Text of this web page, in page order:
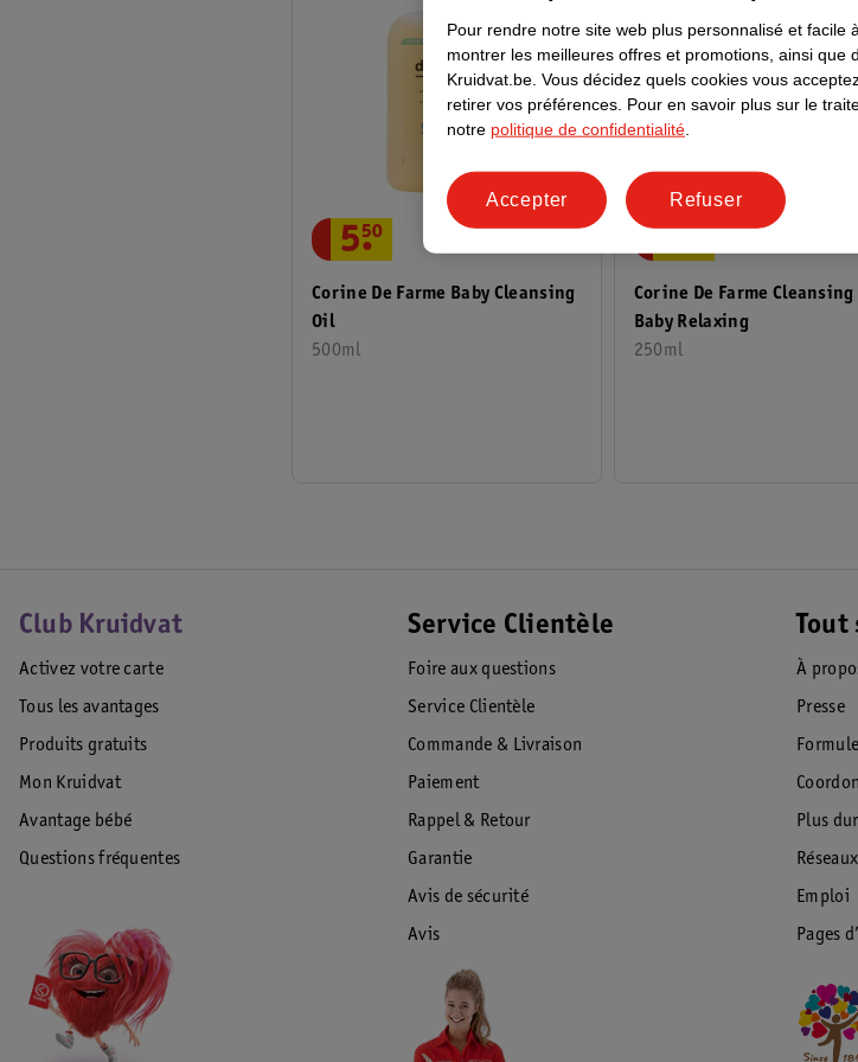
Corine De Farme Baby Cleansing
Oil
500ml
5.
50
Corine De Farme Cleansing
Baby Relaxing
250ml
50
Club Kruidvat
Activez votre carte
Tous les avantages
Produits gratuits
Mon Kruidvat
Avantage bébé
Questions fréquentes
Service Clientèle
Foire aux questions
Service Clientèle
Commande & Livraison
Paiement
Rappel & Retour
Garantie
Avis de sécurité
Avis
À
Presse
Plus
Emploi
Pages
Pour rendre notre site web plus personnalisé et facile
montrer les meilleures offres et promotions, ainsi que
Kruidvat.be. Vous décidez quels cookies vous
retirer vos préférences. Pour en savoir plus sur le
notre politique de confidentialité
Refuser
Accepter